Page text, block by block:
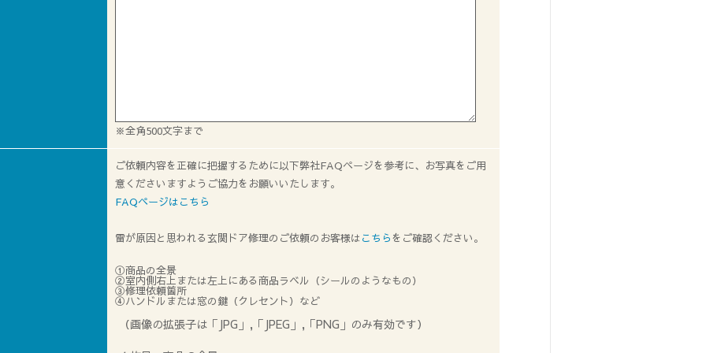
※全角500文字まで
ご依頼内容を正確に把握するために以下弊社FAQページを参考に、お写真をご用
意くださいますようご協力をお願いいたします。
FAQページはこちら
雷が原因と思われる玄関ドア修理のご依頼のお客様は こちらをご確認ください。
①商品の全景
②室内側右上または左上にある商品ラベル（シールのようなもの）
③修理依頼箇所
④ハンドルまたは窓の鍵（クレセント）など
（画像の拡張子は「JPG」,「JPEG」,「PNG」のみ有効です）